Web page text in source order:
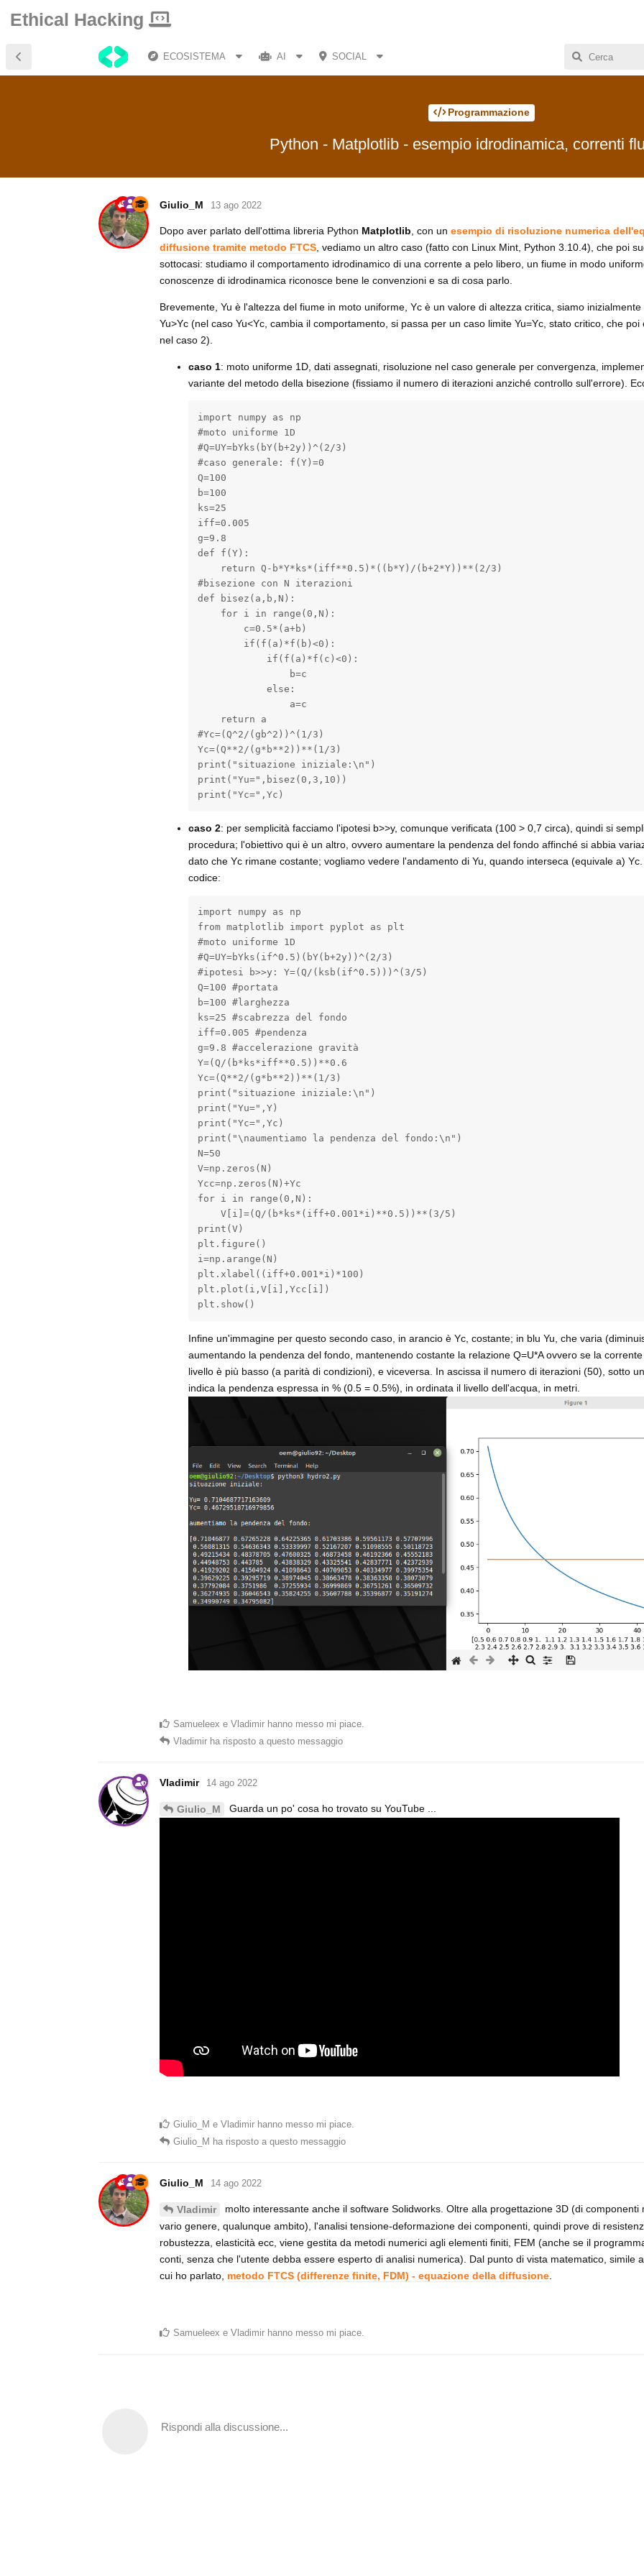
Ethical Hacking
ECOSISTEMA AI SOCIAL
Programmazione
Python - Matplotlib - esempio idrodinamica, correnti
Giulio_M 13 ago 2022
Dopo aver parlato dell'ottima libreria Python Matplotlib , con un esempio di risoluzione numerica
diffusione tramite metodo FTCS , vediamo un altro caso (fatto con Linux Mint, Python 3.10.4), che poi
sottocasi: studiamo il comportamento idrodinamico di una corrente a pelo libero, un fiume in modo
conoscenze di idrodinamica riconosce bene le convenzioni e sa di cosa parlo.
Brevemente, Yu è l'altezza del fiume in moto uniforme, Yc è un valore di altezza critica, siamo inizialmente
Yu>Yc (nel caso Yu<Yc, cambia il comportamento, si passa per un caso limite Yu=Yc, stato critico, che poi
nel caso 2).
caso 1: moto uniforme 1D, dati assegnati, risoluzione nel caso generale per convergenza,
variante del metodo della bisezione (fissiamo il numero di iterazioni anziché controllo sull'errore).
import numpy as np
#moto uniforme 1D
#Q=UY=bYks(bY(b+2y))^(2/3)
#caso generale: f(Y)=0
Q=100
b=100
ks=25
iff=0.005
g=9.8
def f(Y):
    return Q-b*Y*ks*(iff**0.5)*((b*Y)/(b+2*Y))**(2/3)
#bisezione con N iterazioni
def bisez(a,b,N):
    for i in range(0,N):
        c=0.5*(a+b)
        if(f(a)*f(b)<0):
            if(f(a)*f(c)<0):
                b=c
            else:
                a=c
    return a
#Yc=(Q^2/(gb^2))^(1/3)
Yc=(Q**2/(g*b**2))**(1/3)
print("situazione iniziale:\n")
print("Yu=",bisez(0,3,10))
print("Yc=",Yc)
caso 2: per semplicità facciamo l'ipotesi b>>y, comunque verificata (100 > 0,7 circa), quindi si
procedura; l'obiettivo qui è un altro, ovvero aumentare la pendenza del fondo affinché si abbia
dato che Yc rimane costante; vogliamo vedere l'andamento di Yu, quando interseca (equivale a)
codice:
import numpy as np
from matplotlib import pyplot as plt
#moto uniforme 1D
#Q=UY=bYks(if^0.5)(bY(b+2y))^(2/3)
#ipotesi b>>y: Y=(Q/(ksb(if^0.5)))^(3/5)
Q=100 #portata
b=100 #larghezza
ks=25 #scabrezza del fondo
iff=0.005 #pendenza
g=9.8 #accelerazione gravità
Y=(Q/(b*ks*iff**0.5))**0.6
Yc=(Q**2/(g*b**2))**(1/3)
print("situazione iniziale:\n")
print("Yu=",Y)
print("Yc=",Yc)
print("\naumentiamo la pendenza del fondo:\n")
N=50
V=np.zeros(N)
Ycc=np.zeros(N)+Yc
for i in range(0,N):
    V[i]=(Q/(b*ks*(iff+0.001*i)**0.5))**(3/5)
print(V)
plt.figure()
i=np.arange(N)
plt.xlabel((iff+0.001*i)*100)
plt.plot(i,V[i],Ycc[i])
plt.show()
Infine un'immagine per questo secondo caso, in arancio è Yc, costante; in blu Yu, che varia
aumentando la pendenza del fondo, mantenendo costante la relazione Q=U*A ovvero se la
livello è più basso (a parità di condizioni), e viceversa. In ascissa il numero di iterazioni (50), sotto
indica la pendenza espressa in % (0.5 = 0.5%), in ordinata il livello dell'acqua, in metri.
Samueleex e Vladimir hanno messo mi piace.
Vladimir ha risposto a questo messaggio
Vladimir 14 ago 2022
Giulio_M Guarda un po' cosa ho trovato su YouTube ...
Giulio_M e Vladimir hanno messo mi piace.
Giulio_M ha risposto a questo messaggio
Giulio_M 14 ago 2022
Vladimir
molto interessante anche il software Solidworks. Oltre alla progettazione 3D (di componenti
vario genere, qualunque ambito), l'analisi tensione-deformazione dei componenti, quindi prove di
robustezza, elasticità ecc, viene gestita da metodi numerici agli elementi finiti, FEM (anche se il
conti, senza che l'utente debba essere esperto di analisi numerica). Dal punto di vista matematico, simile
cui ho parlato, metodo FTCS (differenze finite, FDM) - equazione della diffusione
Samueleex e Vladimir hanno messo mi piace
Rispondi alla discussione...